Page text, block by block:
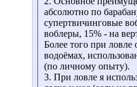
абсолютно по
супертвичинговые
воблеры, 15% - на
Более того при
водоёмах,
(по личному опыту).
3. При ловле я